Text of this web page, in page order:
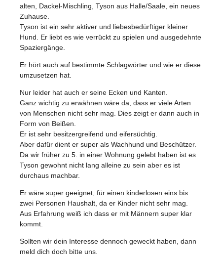
alten, Dackel-Mischling, Tyson aus Halle/Saale, ein neues
Zuhause.
Tyson ist ein sehr aktiver und liebesbedürftiger kleiner
Hund. Er liebt es wie verrückt zu spielen und ausgedehnte
Spaziergänge.
Er hört auch auf bestimmte Schlagwörter und wie er diese
umzusetzen hat.
Nur leider hat auch er seine Ecken und Kanten.
Ganz wichtig zu erwähnen wäre da, dass er viele Arten
von Menschen nicht sehr mag. Dies zeigt er dann auch in
Form von Beißen.
Er ist sehr besitzergreifend und eifersüchtig.
Aber dafür dient er super als Wachhund und Beschützer.
Da wir früher zu 5. in einer Wohnung gelebt haben ist es
Tyson gewohnt nicht lang alleine zu sein aber es ist
durchaus machbar.
Er wäre super geeignet, für einen kinderlosen eins bis
zwei Personen Haushalt, da er Kinder nicht sehr mag.
Aus Erfahrung weiß ich dass er mit Männern super klar
kommt.
Sollten wir dein Interesse dennoch geweckt haben, dann
meld dich doch bitte uns.